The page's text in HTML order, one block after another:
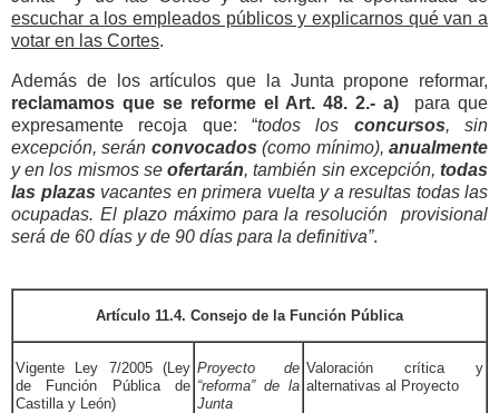
escuchar a los empleados públicos y explicarnos qué van a
votar en las Cortes.
Además de los artículos que la Junta propone reformar,
reclamamos que se reforme el Art. 48. 2.- a) para que
expresamente recoja que: “todos los concursos, sin
excepción, serán convocados (como mínimo),anualmente
y en los mismos seofertarán, también sin excepción,todas
las plazas vacantes en primera vuelta y a resultas todas las
ocupadas. El plazo máximo para la resolución provisional
será de 60 días y de 90 días para la definitiva”.
Artículo 11.4. Consejo de la Función Pública
Vigente Ley 7/2005 (Ley
de Función Pública de
Castilla y León)
Proyecto de
“reforma” de la
Junta
Valoración crítica y
alternativas al Proyecto